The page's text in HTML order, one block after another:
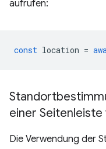
aufrufen:
const location =
einer
Die Verwendung der